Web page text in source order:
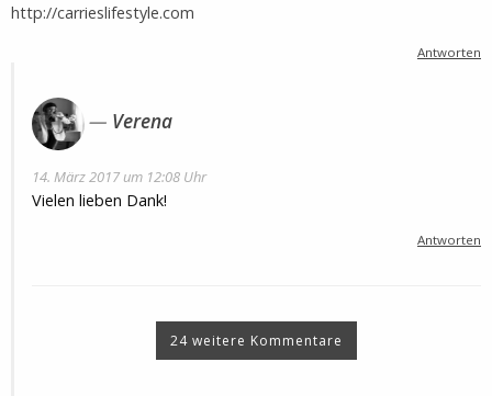
http://carrieslifestyle.com
Antworten
Verena
14. März 2017 um 12:08 Uhr
Vielen lieben Dank!
Antworten
24 weitere Kommentare